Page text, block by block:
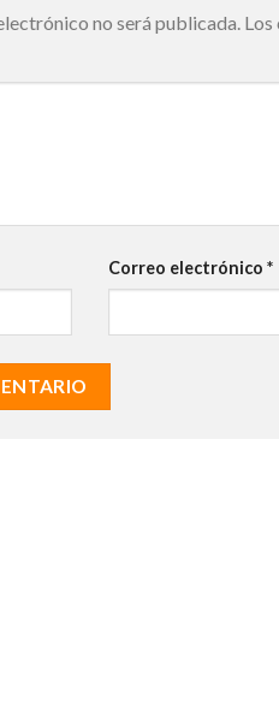
no será publicada. Los
Correo electrónico *